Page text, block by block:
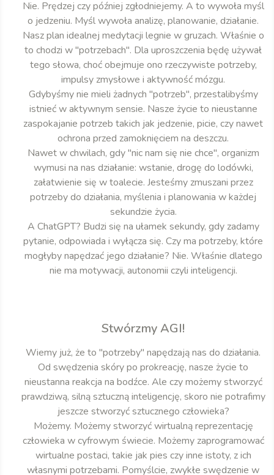
Nie. Prędzej czy później zgłodniejemy. A to wywoła myśl
o jedzeniu. Myśl wywoła analizę, planowanie, działanie.
Nasz plan idealnej medytacji legnie w gruzach. Właśnie o
to chodzi w "potrzebach". Dla uproszczenia będę używał
tego słowa, choć obejmuje ono rzeczywiste potrzeby,
impulsy zmysłowe i aktywność mózgu.
Gdybyśmy nie mieli żadnych "potrzeb", przestalibyśmy
istnieć w aktywnym sensie. Nasze życie to nieustanne
zaspokajanie potrzeb takich jak jedzenie, picie, czy nawet
ochrona przed zamoknięciem na deszczu.
Nawet w chwilach, gdy "nic nam się nie chce", organizm
wymusi na nas działanie: wstanie, drogę do lodówki,
załatwienie się w toalecie. Jesteśmy zmuszani przez
potrzeby do działania, myślenia i planowania w każdej
sekundzie życia.
A ChatGPT? Budzi się na ułamek sekundy, gdy zadamy
pytanie, odpowiada i wyłącza się. Czy ma potrzeby, które
mogłyby napędzać jego działanie? Nie. Właśnie dlatego
nie ma motywacji, autonomii czyli inteligencji.
Stwórzmy AGI!
Wiemy już, że to "potrzeby" napędzają nas do działania.
Od swędzenia skóry po prokreację, nasze życie to
nieustanna reakcja na bodźce. Ale czy możemy stworzyć
prawdziwą, silną sztuczną inteligencję, skoro nie potrafimy
jeszcze stworzyć sztucznego człowieka?
Możemy. Możemy stworzyć wirtualną reprezentację
człowieka w cyfrowym świecie. Możemy zaprogramować
wirtualne postaci, takie jak pies czy inne istoty, z ich
własnymi potrzebami. Pomyślcie, zwykłe swędzenie w